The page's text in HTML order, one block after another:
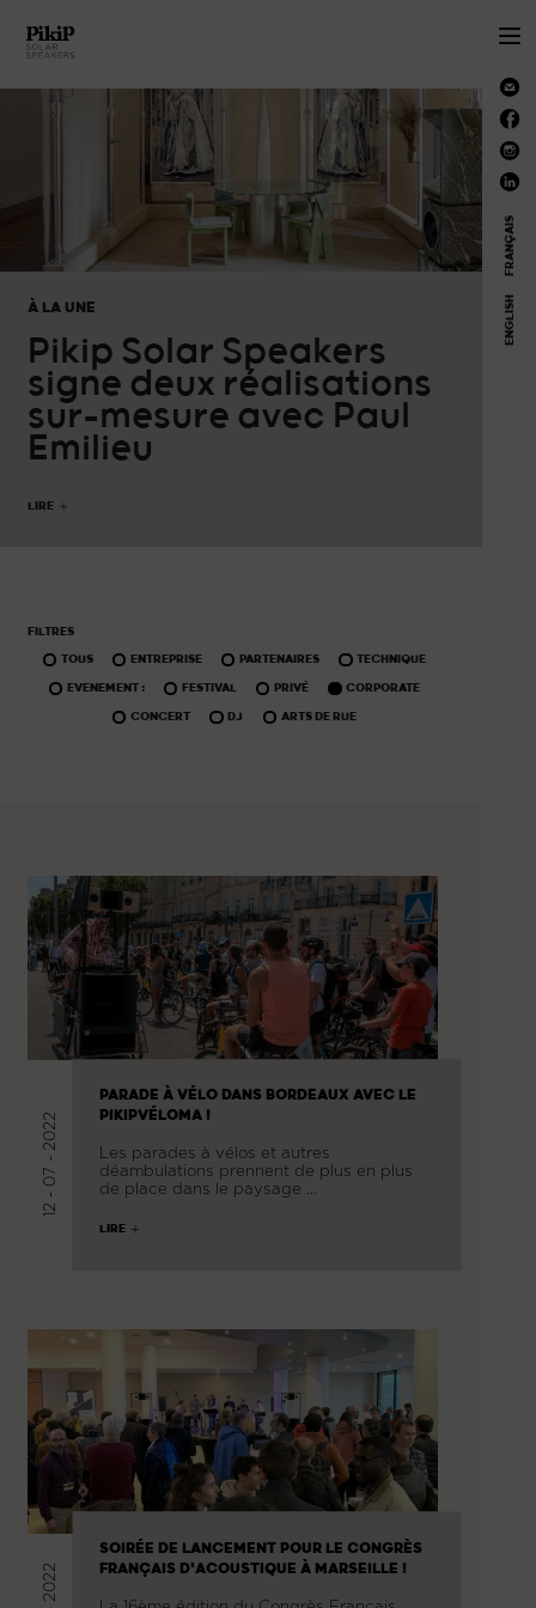
ENGLISH
FRANÇAIS
À LA UNE
Pikip Solar Speakers
signe deux réalisations
sur-mesure avec Paul
Emilieu
LIRE
FILTRES
TOUS
ENTREPRISE PARTENAIRES TECHNIQUE
EVENEMENT : FESTIVAL PRIVÉ CORPORATE
CONCERT DJ ARTS DE RUE
12 - 07 - 2022
PARADE À VÉLO DANS BORDEAUX AVEC LE
PIKIPVÉLOMA !
Les parades à vélos et autres
déambulations prennent de plus en plus
de place dans le paysage …
LIRE
SOIRÉE DE LANCEMENT POUR LE CONGRÈS
FRANÇAIS D'ACOUSTIQUE À MARSEILLE !